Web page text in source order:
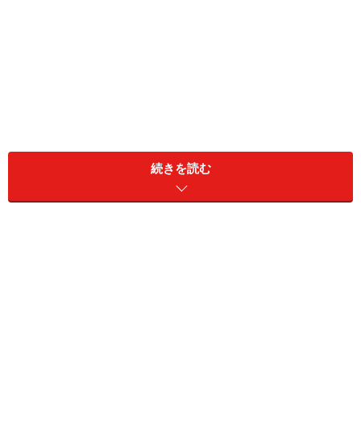
リタイア前の雇用形態：正社員
続きを読む